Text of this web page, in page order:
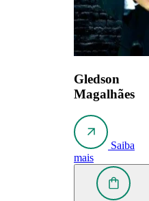
Gledson
Magalhães
Saiba
mais